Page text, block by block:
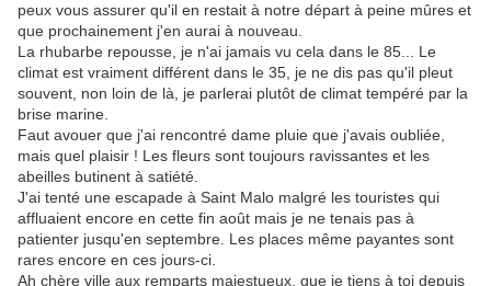
peux vous assurer qu'il en restait à notre départ à peine mûres et
que prochainement j'en aurai à nouveau.
La rhubarbe repousse, je n'ai jamais vu cela dans le 85... Le
climat est vraiment différent dans le 35, je ne dis pas qu'il pleut
souvent, non loin de là, je parlerai plutôt de climat tempéré par la
brise marine.
Faut avouer que j'ai rencontré dame pluie que j'avais oubliée,
mais quel plaisir ! Les fleurs sont toujours ravissantes et les
abeilles butinent à satiété.
J'ai tenté une escapade à Saint Malo malgré les touristes qui
affluaient encore en cette fin août mais je ne tenais pas à
patienter jusqu'en septembre. Les places même payantes sont
rares encore en ces jours-ci.
Ah chère ville aux remparts majestueux, que je tiens à toi depuis